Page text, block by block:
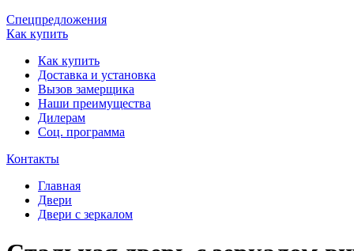
Спецпредложения
Как купить
Как купить
Доставка и установка
Вызов замерщика
Наши преимущества
Дилерам
Соц. программа
Контакты
Главная
Двери
Двери с зеркалом